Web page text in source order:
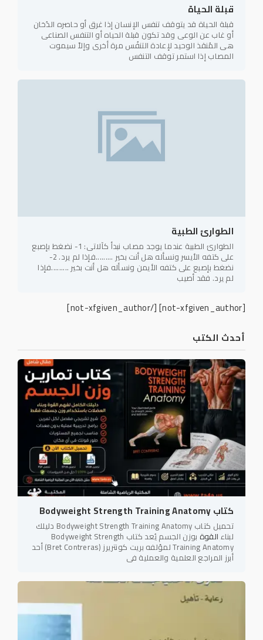
أحدث الكتب
كتاب Bodyweight Strength Training Anatomy
تحميل كتاب Bodyweight Strength Training Anatomy دليلك
لبناء القوة بوزن الجسم يُعد كتاب Bodyweight Strength
Training Anatomy لمؤلفه بريت كونتريرز (Bret Contreras) أحد
أبرز المراجع العلمية والعملية في
قبلة الحياة
قبلة الحياة قد يتوقف تنفس الإنسان إذا غرق أو حاصره الدُخان
أو غاب عن الوعى وقد تكون قبلة الحياه أو التنفس الصناعى
هى المُنقذ الوحيد لإعادة التنفُس مرة أخرى وإلاّ سيموت
المصاب إذا استمر توقف التنفس
الطوارئ الطبية
الطوارئ الطبية عندما يوجد مصاب نبدأ كآلاتى: 1- نضغط بإصبع
على كتفه الأيسر ونسأله هل أنت بخير .........فإذا لم يرد. 2-
نضغط بإصبع على كتفه الأيمن ونسأله هل أنت بخير .........فإذا
لم يرد. فقد أصيب
[not-xfgiven_author]
[/not-xfgiven_author]